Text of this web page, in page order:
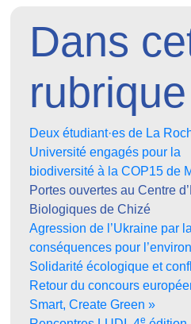
Dans
rubrique
Deux étudiant·es de La
Université engagés pour la
biodiversité à la COP15 de
Portes ouvertes au Centre
Biologiques de Chizé
Agression de l’Ukraine par
conséquences pour
Solidarité écologique et
Retour du concours
Smart, Create Green »
e